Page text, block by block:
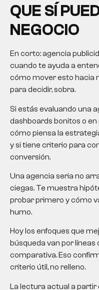
QUE SÍ
NEGOCIO
En corto: agencia
cuando te ayuda a
cómo mover esto hacia
para decidir, sobra.
Si estás evaluando una
dashboards bonitos o en
cómo piensa la
y si tiene criterio para
conversión.
Una agencia seria no
ciegas. Te muestra
probar primero y cómo
humo.
Hoy los enfoques que
búsqueda van por
comparativa. Eso
criterio útil, no relleno.
La lectura actual a partir